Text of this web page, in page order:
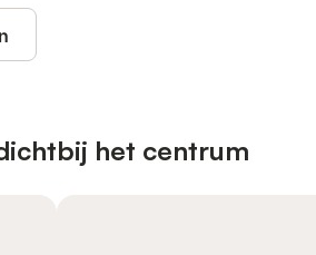
het centrum